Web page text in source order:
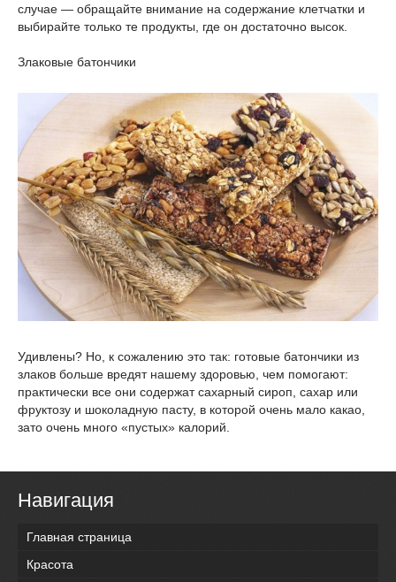
случае — обращайте внимание на содержание клетчатки и
выбирайте только те продукты, где он достаточно высок.
Злаковые батончики
Удивлены? Но, к сожалению это так: готовые батончики из
злаков больше вредят нашему здоровью, чем помогают:
практически все они содержат сахарный сироп, сахар или
фруктозу и шоколадную пасту, в которой очень мало какао,
зато очень много «пустых» калорий.
Навигация
Главная страница
Красота